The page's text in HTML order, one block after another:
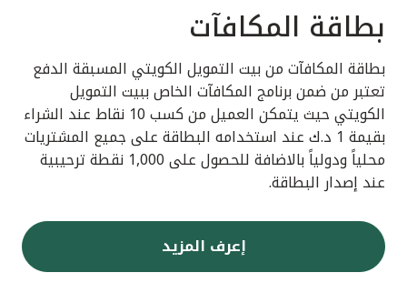
بطاقة المكافآت
بطاقة المكافآت من بيت التمويل الكويتي المسبقة الدفع
تعتبر من ضمن برنامج المكافآت الخاص ببيت التمويل
الكويتي حيث يتمكن العميل من كسب 10 نقاط عند الشراء
بقيمة 1 د.ك عند استخدامه البطاقة على جميع المشتريات
محلياً ودولياً بالاضافة للحصول على 1,000 نقطة ترحيبية
عند إصدار البطاقة.
إعرف المزيد